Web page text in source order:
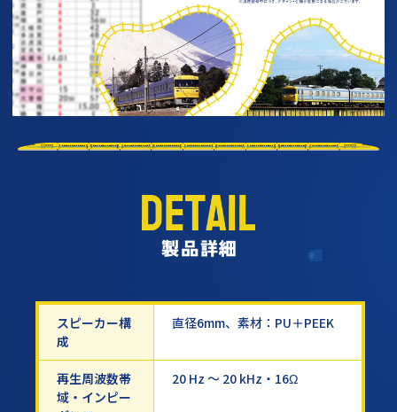
スピーカー構
成
直径6mm、素材：PU＋PEEK
再生周波数帯
域・インピー
20 Hz ～ 20 kHz・16Ω